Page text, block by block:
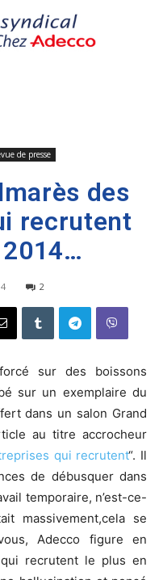
de presse
des
recrutent
2
sur des boissons
sur un exemplaire du
dans un salon Grand
au titre accrocheur
qui recrutent“. Il
de débusquer dans
temporaire, n’est-ce-
massivement,cela se
Adecco figure en
recrutent le plus en